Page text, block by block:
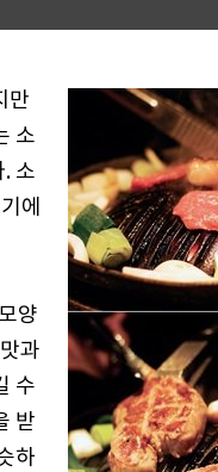
만
소
소
에
양
과
수
받
하